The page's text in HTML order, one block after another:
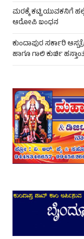
ಮರಕ್ಕೆ ಕಟ್ಟಿ ಯುವಕನಿಗೆ
ಆರೋಪಿ ಬಂಧನ
ಕುಂದಾಪುರ ಸರ್ಕಾರಿ
ಹಾಗೂ ಗಾಲಿ ಕುರ್ಚಿ